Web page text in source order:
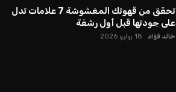
تحقق من قهوتك المغشوشة 7 علامات تدل
على جودتها قبل أول رشفة
خالد فؤاد 18 يوليو 2026